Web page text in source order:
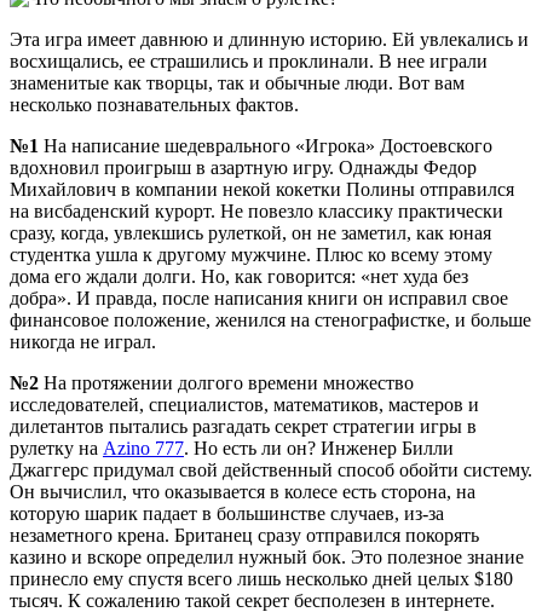
Эта игра имеет давнюю и длинную историю. Ей увлекались и
восхищались, ее страшились и проклинали. В нее играли
знаменитые как творцы, так и обычные люди. Вот вам
несколько познавательных фактов.
№1 На написание шедеврального «Игрока» Достоевского
вдохновил проигрыш в азартную игру. Однажды Федор
Михайлович в компании некой кокетки Полины отправился
на висбаденский курорт. Не повезло классику практически
сразу, когда, увлекшись рулеткой, он не заметил, как юная
студентка ушла к другому мужчине. Плюс ко всему этому
дома его ждали долги. Но, как говорится: «нет худа без
добра». И правда, после написания книги он исправил свое
финансовое положение, женился на стенографистке, и больше
никогда не играл.
№2 На протяжении долгого времени множество
исследователей, специалистов, математиков, мастеров и
дилетантов пытались разгадать секрет стратегии игры в
рулетку на Azino 777. Но есть ли он? Инженер Билли
Джаггерс придумал свой действенный способ обойти систему.
Он вычислил, что оказывается в колесе есть сторона, на
которую шарик падает в большинстве случаев, из-за
незаметного крена. Британец сразу отправился покорять
казино и вскоре определил нужный бок. Это полезное знание
принесло ему спустя всего лишь несколько дней целых $180
тысяч. К сожалению такой секрет бесполезен в интернете.